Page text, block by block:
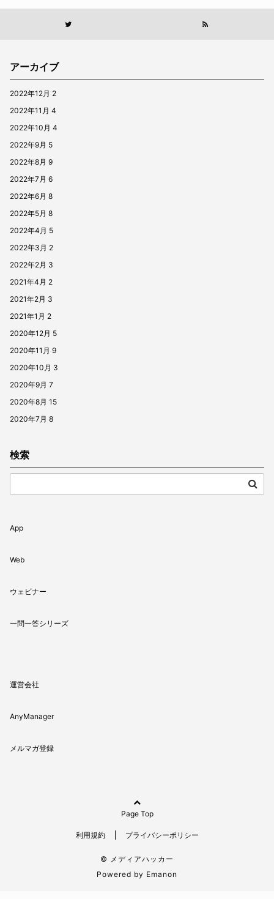
アーカイブ
2022年12月 2
2022年11月 4
2022年10月 4
2022年9月 5
2022年8月 9
2022年7月 6
2022年6月 8
2022年5月 8
2022年4月 5
2022年3月 2
2022年2月 3
2021年4月 2
2021年2月 3
2021年1月 2
2020年12月 5
2020年11月 9
2020年10月 3
2020年9月 7
2020年8月 15
2020年7月 8
検索
App
Web
ウェビナー
一問一答シリーズ
運営会社
AnyManager
メルマガ登録
Page Top
利用規約 プライバシーポリシー
© メディアハッカー
Powered by Emanon